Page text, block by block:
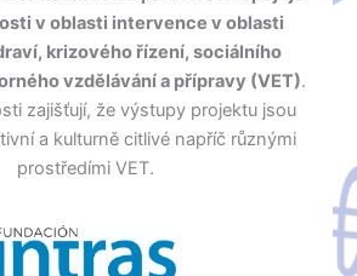
v oblasti intervence v oblasti
krizového řízení, sociálního
vzdělávání a přípravy (VET).
zajišťují, že výstupy projektu jsou
a kulturně citlivé napříč různými
prostředími VET.